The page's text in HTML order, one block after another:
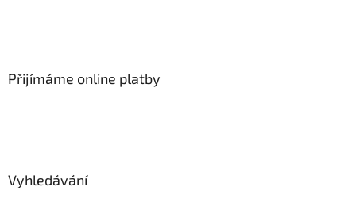
Přijímáme online platby
Vyhledávání